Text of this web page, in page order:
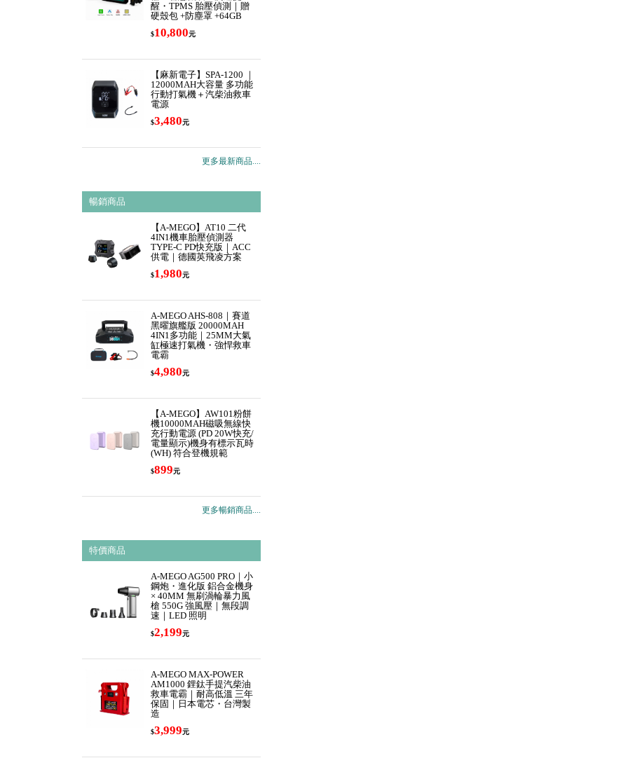
醒・TPMS 胎壓偵測｜贈
硬殼包 +防塵罩 +64GB
$10,800元
【麻新電子】SPA-1200 ｜
12000MAH大容量 多功能
行動打氣機＋汽柴油救車
電源
$3,480元
更多最新商品....
暢銷商品
【A-MEGO】AT10 二代
4IN1機車胎壓偵測器
TYPE-C PD快充版｜ACC
供電｜德國英飛凌方案
$1,980元
A-MEGO AHS-808｜賽道
黑曜旗艦版 20000MAH
4IN1多功能｜25MM大氣
缸極速打氣機・強悍救車
電霸
$4,980元
【A-MEGO】AW101粉餅
機10000MAH磁吸無線快
充行動電源 (PD 20W快充/
電量顯示)機身有標示瓦時
(WH) 符合登機規範
$899元
更多暢銷商品....
特價商品
A-MEGO AG500 PRO｜小
鋼炮・進化版 鋁合金機身
× 40MM 無刷渦輪暴力風
槍 550G 強風壓｜無段調
速｜LED 照明
$2,199元
A-MEGO MAX-POWER
AM1000 鋰鈦手提汽柴油
救車電霸｜耐高低溫 三年
保固｜日本電芯・台灣製
造
$3,999元